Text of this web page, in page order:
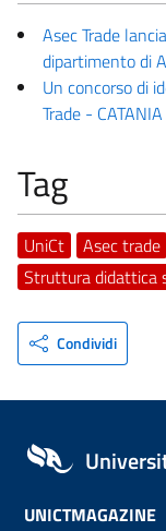
Asec Trade
dipartimento di
Un concorso di
Trade -
Tag
UniCt
Asec trade
Struttura didattica
Condividi
UNICTMAGAZINE